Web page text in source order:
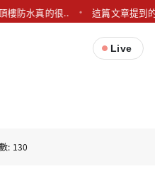
樓防水真的很.. 這篇文章提到
Live
: 130